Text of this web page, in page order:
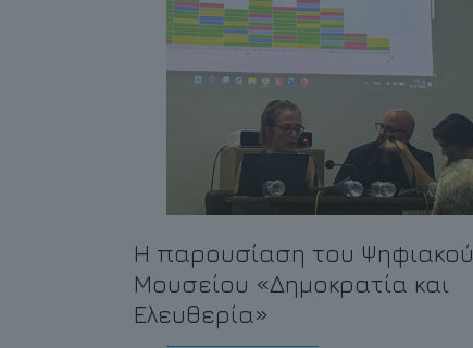
Η παρουσίαση του Ψηφιακού
Μουσείου «Δημοκρατία και
Ελευθερία»